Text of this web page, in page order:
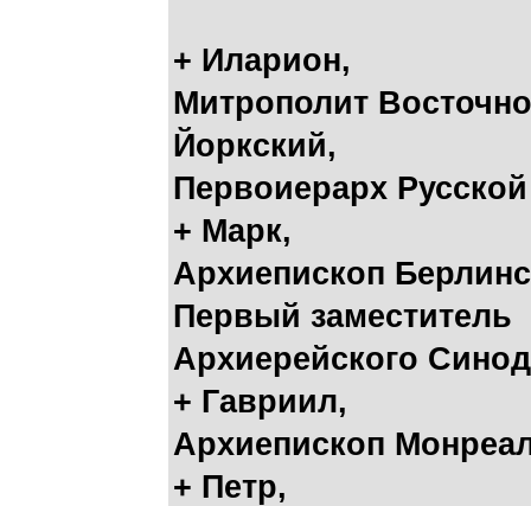
+ Иларион,
Митрополит
Йоркский,
Первоиерарх
+ Марк,
Архиепископ
Первый заместитель
Архиерейского
+ Гавриил,
Архиепископ
+ Петр,